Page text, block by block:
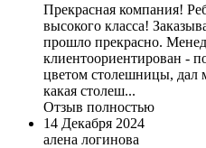
Прекрасная компания!
высокого класса!
прошло прекрасно.
клиентоориентирован -
цветом столешницы, дал
какая столеш...
Отзыв полностью
14 Декабря 2024
алена логинова